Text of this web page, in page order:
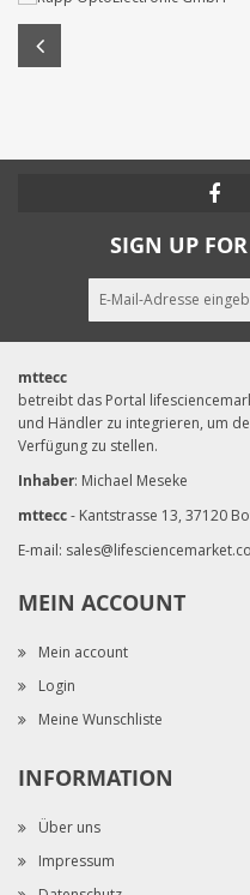
SIGN UP
mttecc
betreibt das Portal
und Händler zu integrieren, um
Verfügung zu stellen.
Inhaber: Michael Meseke
mttecc- Kantstrasse 13, 37120
E-mail:
MEIN ACCOUNT
Mein account
Login
Meine Wunschliste
INFORMATION
Über uns
Impressum